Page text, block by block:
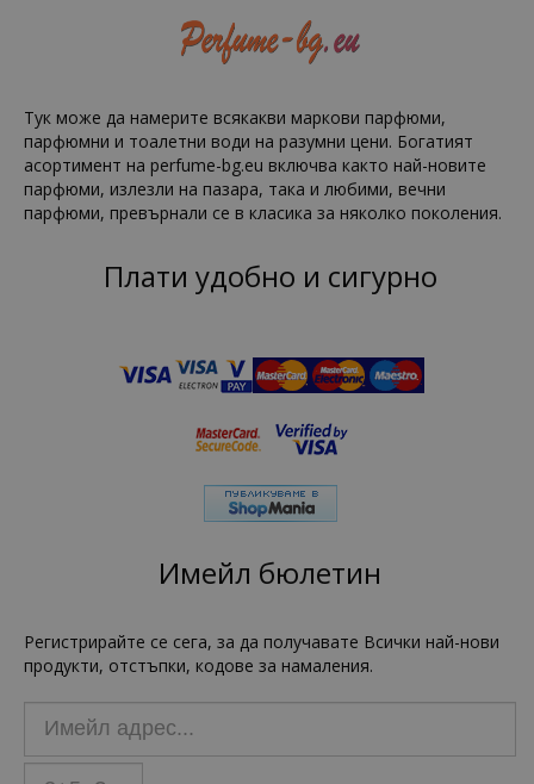
Тук може да намерите всякакви маркови парфюми,
парфюмни и тоалетни води на разумни цени. Богатият
асортимент на perfume-bg.eu включва както най-новите
парфюми, излезли на пазара, така и любими, вечни
парфюми, превърнали се в класика за няколко поколения.
Плати удобно и сигурно
Имейл бюлетин
Регистрирайте се сега, за да получавате Всички най-нови
продукти, отстъпки, кодове за намаления.